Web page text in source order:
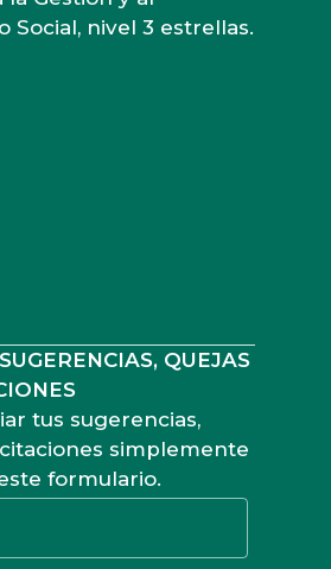
Social, nivel 3 estrellas.
QUEJAS
tus sugerencias,
simplemente
formulario.